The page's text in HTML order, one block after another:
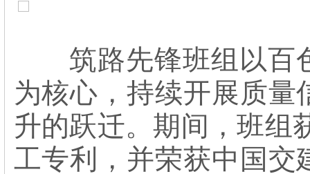
筑路先锋班组以百色
为核心，持续开展质
升的跃迁。期间，班组
工专利，并荣获中国交